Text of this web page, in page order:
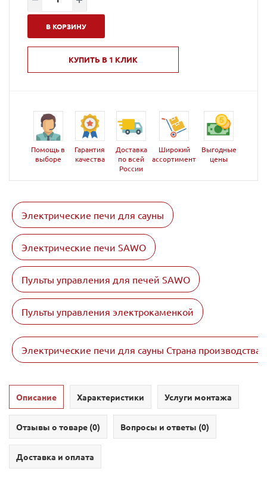
В КОРЗИНУ
КУПИТЬ В 1 КЛИК
Помощь в
выборе
Гарантия
качества
Доставка
по всей
России
Широкий
ассортимент
Выгодные
цены
Электрические печи для сауны
Электрические печи SAWO
Пульты управления для печей SAWO
Пульты управления электрокаменкой
Электрические печи для сауны Страна
Описание Характеристики Услуги монтажа
Отзывы о товаре (0) Вопросы и ответы (0)
Доставка и оплата